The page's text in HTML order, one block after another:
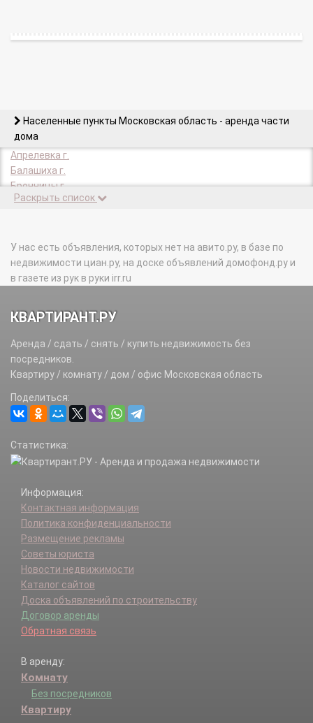
Населенные пункты Московская область - аренда части
дома
Апрелевка г.
Балашиха г.
Бронницы г.
Булатниковское с/п.
Володарское с/п.
Волоколамск г.
Волоколамский р-н.
Воскресенский р-н.
Высоковск г.
Голицыно г.
Горки Ленинские пгт.
Городское поселение Снегири тер.
Дзержинский г.
Дмитров г.
Долгопрудный г.
Домодедово г.
Дубна г.
Егорьевск г.
Егорьевский г.о..
Жуковский г.
Зарайск г.
Зарайский р-н.
Звенигород г.
Ивантеевка г.
Истра г.
Истринский р-н.
Кашира-8 г.
Каширский г.о..
Климовск г.
Клин г.
Раскрыть список
У нас есть объявления, которых нет на авито.ру, в базе по
недвижимости циан.ру, на доске объявлений домофонд.ру и
в газете из рук в руки irr.ru
КВАРТИРАНТ.РУ
Аренда / сдать / снять / купить недвижимость без
посредников.
Квартиру / комнату / дом / офис Московская область
Поделиться:
Статистика:
Информация:
Контактная информация
Политика конфиденциальности
Размещение рекламы
Советы юриста
Новости недвижимости
Каталог сайтов
Доска объявлений по строительству
Договор аренды
Обратная связь
В аренду:
Комнату
Без посредников
Квартиру